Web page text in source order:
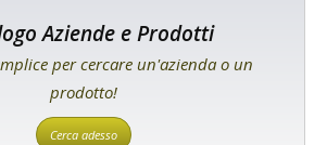
Aziende e Prodotti
per cercare un'azienda o un
prodotto!
Cerca adesso